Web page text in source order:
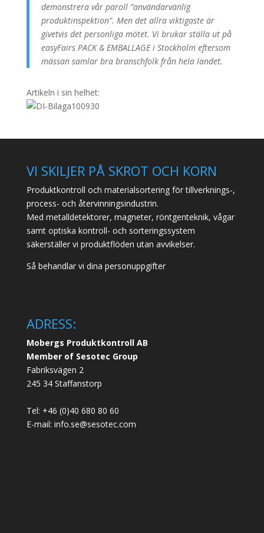
demonstrera vår paroll ”användarvänlig
produktinspektion”. Men det allra viktigaste är
givetvis det personliga mötet. Vi brukar ställa ut på
easyFairs PACK & EMBALLAGE i Stockholm eftersom
mässan samlar bra branschfolk från hela landet.
Artikeln i sin helhet:
VI SKILJER PÅ SKROT OCH KORN
Produktkontroll och materialsortering för tillverknings-,
process- och återvinningsindustrin.
Med metalldetektorer, magneter, röntgenteknik, vågar
samt optiska kontroll- och sorteringssystem
säkerställer vi produktflöden utan avvikelser.
Så behandlar vi dina personuppgifter
ADRESS:
Mobergs Produktkontroll AB
Member of Sesotec Group
Fabriksvägen 2
245 34 Staffanstorp
Tel: +46 (0)40 680 80 60
E-mail: info.se@sesotec.com